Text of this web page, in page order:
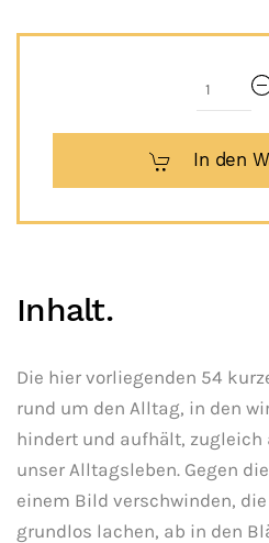
In den
Inhalt.
Die hier vorliegenden 54
rund um den Alltag, in den
hindert und aufhält, zugleich
unser Alltagsleben. Gegen
einem Bild verschwinden,
grundlos lachen, ab in den